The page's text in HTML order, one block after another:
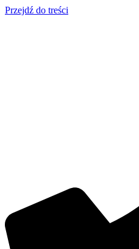
Przejdź do treści